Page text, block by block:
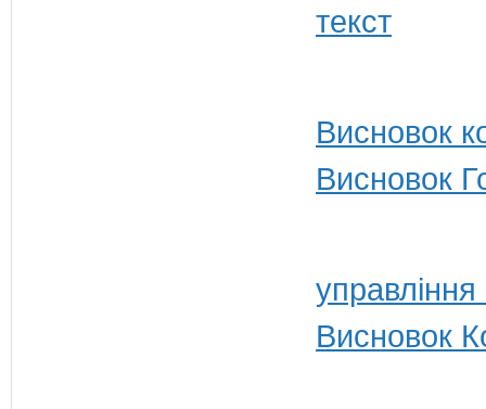
Висновок
Висновок
Висновок